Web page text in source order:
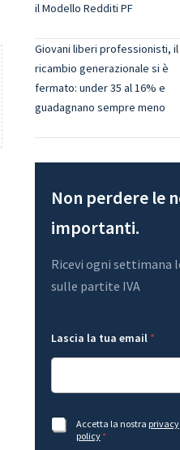
il Modello Redditi PF
Giovani liberi professionisti, il
ricambio generazionale si è
fermato: under 35 al 16% e
guadagnano sempre meno
Non perdere le
importanti.
Ricevi ogni settimana
sulle partite IVA
a
a
*
a
c
a
t
Lascia la tua email *
A
c
Accetta la nostra privacy
policy*